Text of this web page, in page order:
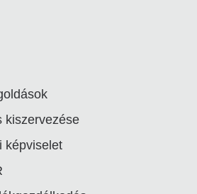
kiszervezése
képviselet